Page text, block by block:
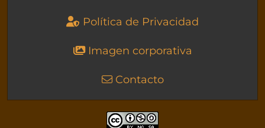
Política de Privacidad
Imagen corporativa
Contacto